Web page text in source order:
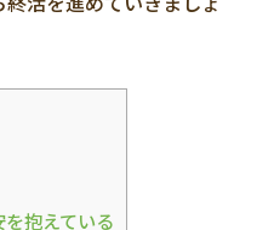
抱えている